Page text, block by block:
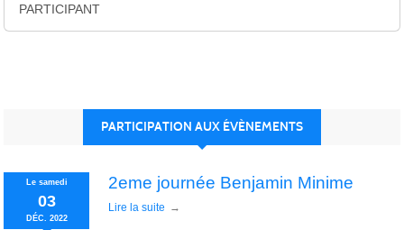
PARTICIPANT
PARTICIPATION AUX ÉVÈNEMENTS
Le samedi
03
DÉC. 2022
2eme journée Benjamin Minime
Lire la suite